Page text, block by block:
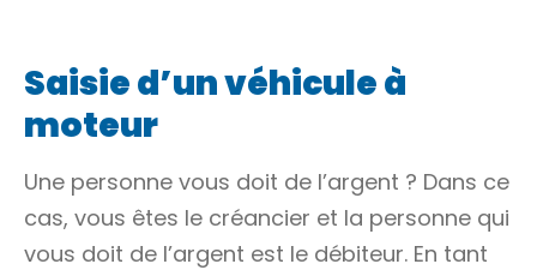
Saisie d’un véhicule à
moteur
Une personne vous doit de l’argent ? Dans ce
cas, vous êtes le créancier et la personne qui
vous doit de l’argent est le débiteur. En tant